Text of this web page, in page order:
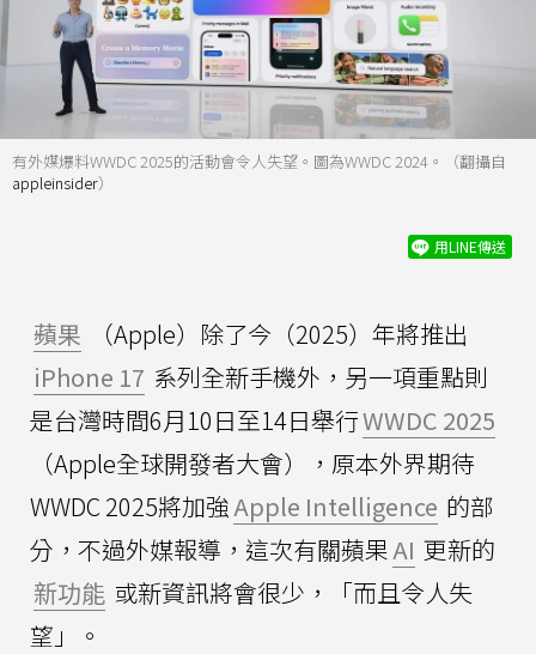
有外媒爆料WWDC 2025的活動會令人失望。圖為WWDC 2024。（翻攝自
appleinsider）
用LINE傳送
蘋果
（Apple）除了今（2025）年將推出
iPhone 17 系列全新手機外，另一項重點則
是台灣時間6月10日至14日舉行WWDC 2025
（Apple全球開發者大會），原本外界期待
WWDC 2025將加強Apple Intelligence 的部
分，不過外媒報導，這次有關蘋果AI 更新的
新功能 或新資訊將會很少，「而且令人失
望」。